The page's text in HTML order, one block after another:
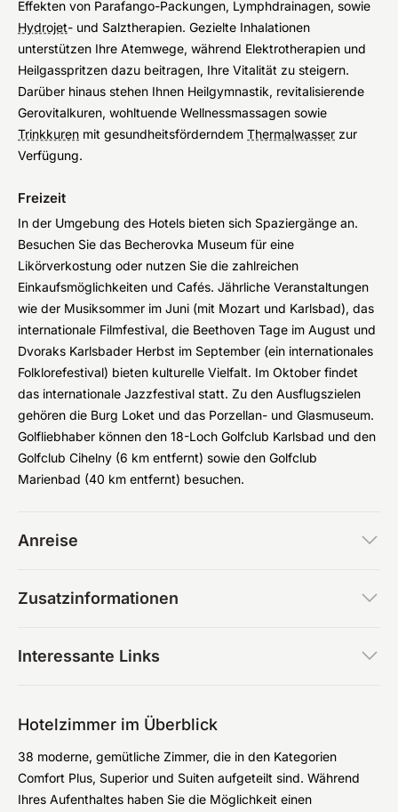
Effekten von Parafango-Packungen, Lymphdrainagen, sowie
Hydrojet- und Salztherapien. Gezielte Inhalationen
unterstützen Ihre Atemwege, während Elektrotherapien und
Heilgasspritzen dazu beitragen, Ihre Vitalität zu steigern.
Darüber hinaus stehen Ihnen Heilgymnastik, revitalisierende
Gerovitalkuren, wohltuende Wellnessmassagen sowie
Trinkkuren mit gesundheitsförderndem Thermalwasser zur
Verfügung.
Freizeit
In der Umgebung des Hotels bieten sich Spaziergänge an.
Besuchen Sie das Becherovka Museum für eine
Likörverkostung oder nutzen Sie die zahlreichen
Einkaufsmöglichkeiten und Cafés. Jährliche Veranstaltungen
wie der Musiksommer im Juni (mit Mozart und Karlsbad), das
internationale Filmfestival, die Beethoven Tage im August und
Dvoraks Karlsbader Herbst im September (ein internationales
Folklorefestival) bieten kulturelle Vielfalt. Im Oktober findet
das internationale Jazzfestival statt. Zu den Ausflugszielen
gehören die Burg Loket und das Porzellan- und Glasmuseum.
Golfliebhaber können den 18-Loch Golfclub Karlsbad und den
Golfclub Cihelny (6 km entfernt) sowie den Golfclub
Marienbad (40 km entfernt) besuchen.
Anreise
Zusatzinformationen
Interessante Links
Hotelzimmer im Überblick
38 moderne, gemütliche Zimmer, die in den Kategorien
Comfort Plus, Superior und Suiten aufgeteilt sind. Während
Ihres Aufenthaltes haben Sie die Möglichkeit einen